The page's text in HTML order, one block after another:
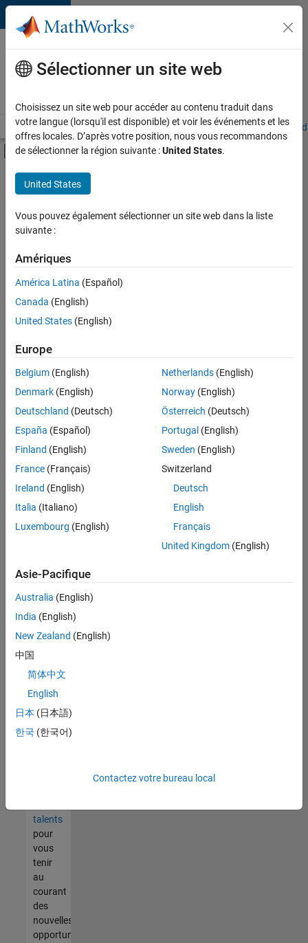
Passer au contenu
Votre
carrière
chez
Accueil Explorer nos opportunités Adresses de nos bureaux
Activer/désactiver l'affichage du menu
Contenu principal
FILTRER PAR
Stages
Support client
Ventes pour l'éducation
Actuellement,
aucune
offre
d'emploi
correspondant
à vos
critères
de
recherche.
Vous
pouvez
élargir
votre
recherche
ou
afficher
l’ensemble
d'emploi.
malgré
tout
vous
trouvez
pas
d'offre
corresponde
à vos
talents
pour
vous
tenir
au
courant
des
nouvelles
opportunités
Sélectionner un site web
Choisissez un site web pour accéder au contenu traduit dans
votre langue (lorsqu'il est disponible) et voir les événements et les
offres locales. D’après votre position, nous vous recommandons
de sélectionner la région suivante :United States.
United States
Vous pouvez également sélectionner un site web dans la liste
suivante :
Amériques
América Latina (Español)
Canada (English)
United States (English)
Europe
Belgium (English)
Denmark (English)
Deutschland (Deutsch)
España (Español)
Finland (English)
France (Français)
Ireland (English)
Italia (Italiano)
Luxembourg (English)
Netherlands(English)
Norway(English)
Österreich (Deutsch)
Portugal (English)
Sweden (English)
Switzerland
Deutsch
English
Français
United Kingdom(English)
Asie-Pacifique
Australia (English)
India (English)
New Zealand (English)
中国
简体中文
English
日本 (日本語)
한국 (한국어)
Contactez votre bureau local